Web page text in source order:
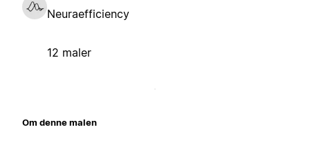
Neuraefficiency
12 maler
Om denne malen